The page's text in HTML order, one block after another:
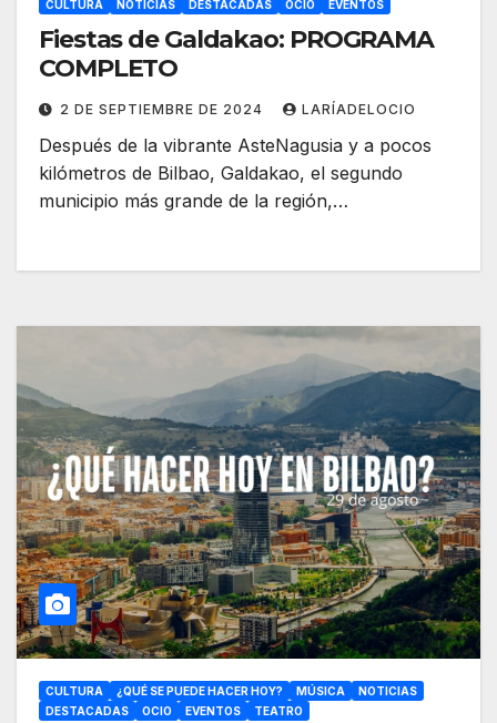
CULTURA NOTICIAS DESTACADAS OCIO EVENTOS
Fiestas de Galdakao: PROGRAMA
COMPLETO
2 DE SEPTIEMBRE DE 2024 LARÍADELOCIO
Después de la vibrante AsteNagusia y a pocos
kilómetros de Bilbao, Galdakao, el segundo
municipio más grande de la región,…
CULTURA ¿QUÉ SE PUEDE HACER HOY? MÚSICA
NOTICIAS
DESTACADAS
OCIO EVENTOS TEATRO